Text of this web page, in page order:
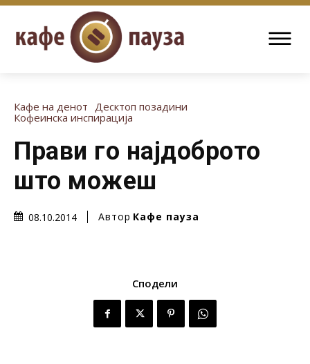
Кафе на денот Десктоп позадини
Кофеинска инспирација
Прави го најдоброто
што можеш
08.10.2014 Автор Кафе пауза
Сподели